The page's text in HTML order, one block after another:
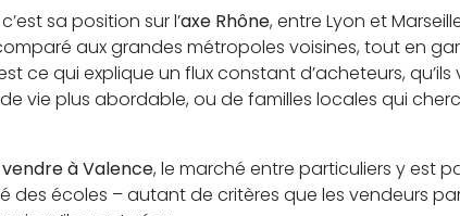
sa position sur l’axe Rhône, entre Lyon et
aux grandes métropoles voisines, tout en
ce qui explique un flux constant d’acheteurs,
vie plus abordable, ou de familles locales qui
à Valence, le marché entre particuliers y est
des écoles – autant de critères que les vendeurs